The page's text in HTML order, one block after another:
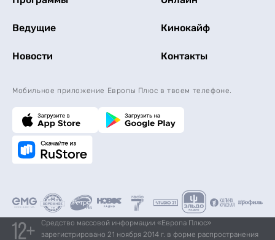
Ведущие Кинокайф
Новости Контакты
Мобильное приложение Европы Плюс в твоем телефоне.
Средство массовой информации «Европа Плюс»
зарегистрировано 21 ноября 2014 г. в форме распространения